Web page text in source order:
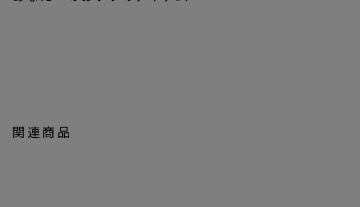
デニムでカジュアルな合わせはもちろん、ボタンを留めてイージ
らかじめご了承ください。
関連商品